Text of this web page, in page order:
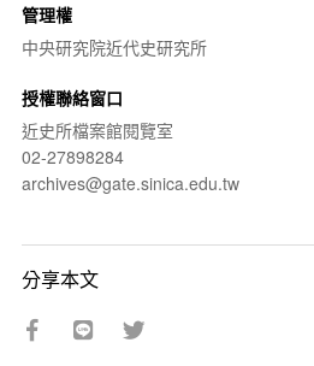
管理權
中央研究院近代史研究所
授權聯絡窗口
近史所檔案館閱覽室
02-27898284
archives@gate.sinica.edu.tw
分享本文